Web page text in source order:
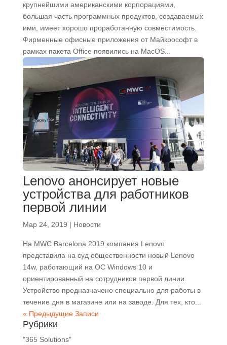
крупнейшими американскими корпорациями,
большая часть программных продуктов, создаваемых
ими, имеет хорошо проработанную совместимость.
Фирменные офисные приложения от Майкрософт в
рамках пакета Office появились на MacOS...
Lenovo анонсирует новые
устройства для работников
первой линии
Мар 24, 2019 | Новости
На MWC Barcelona 2019 компания Lenovo
представила на суд общественности новый Lenovo
14w, работающий на ОС Windows 10 и
ориентированный на сотрудников первой линии.
Устройство предназначено специально для работы в
течение дня в магазине или на заводе. Для тех, кто...
« Предыдущие Записи
Рубрики
"365 Solutions"